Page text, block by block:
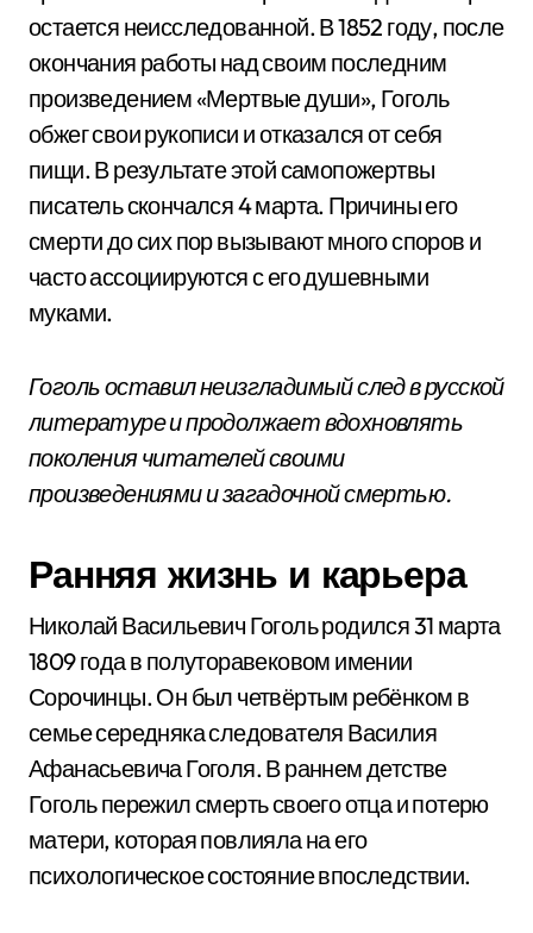
остается неисследованной. В 1852 году, после
окончания работы над своим последним
произведением «Мертвые души», Гоголь
обжег свои рукописи и отказался от себя
пищи. В результате этой самопожертвы
писатель скончался 4 марта. Причины его
смерти до сих пор вызывают много споров и
часто ассоциируются с его душевными
муками.
Гоголь оставил неизгладимый след в русской
литературе и продолжает вдохновлять
поколения читателей своими
произведениями и загадочной смертью.
Ранняя жизнь и карьера
Николай Васильевич Гоголь родился 31 марта
1809 года в полуторавековом имении
Сорочинцы. Он был четвёртым ребёнком в
семье середняка следователя Василия
Афанасьевича Гоголя. В раннем детстве
Гоголь пережил смерть своего отца и потерю
матери, которая повлияла на его
психологическое состояние впоследствии.